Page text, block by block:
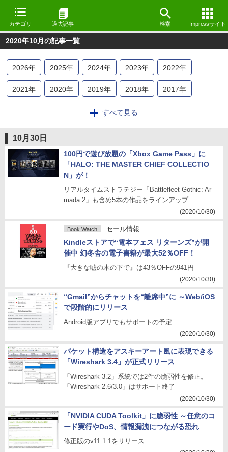
カテゴリ 過去記事 検索 Impressサイト
2020年10月の記事一覧
2026年 2025年 2024年 2023年 2022年
2021年 2020年 2019年 2018年 2017年
2014年 2013
2006年 2005年 2004年 2003年 2002年
2001年 2000年
すべて見る
10月30日
100円で遊び放題の「Xbox Game Pass」に
「HALO: THE MASTER CHIEF COLLECTIO
N」が！
リアルタイムストラテジー「Battlefleet Gothic: Ar
mada 2」も含め5本の作品をラインアップ
(2020/10/30)
Book Watch セール情報
Kindleストアで“電本フェス リターンズ”が開
催中 幻冬舎の電子書籍が最大52％OFF！
『大きな嘘の木の下で』は43％OFFの941円
(2020/10/30)
“Gmail”からチャットを“離席中”に ～Web/iOS
で段階的にリリース
Android版アプリでもサポートの予定
(2020/10/30)
パケット構造をアスキーアート風に表現できる
「Wireshark 3.4」が正式リリース
「Wireshark 3.2」系統では2件の脆弱性を修正。
「Wireshark 2.6/3.0」はサポート終了
(2020/10/30)
「NVIDIA CUDA Toolkit」に脆弱性 ～任意のコ
ード実行やDoS、情報漏洩につながる恐れ
修正版のv11.1.1をリリース